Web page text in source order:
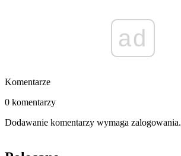
ad
Komentarze
0 komentarzy
Dodawanie komentarzy wymaga zalogowania.